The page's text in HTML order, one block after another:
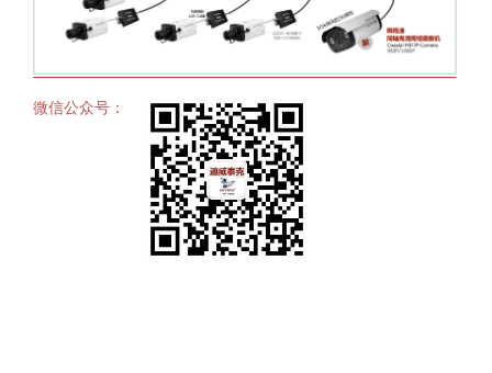
微信公众号：